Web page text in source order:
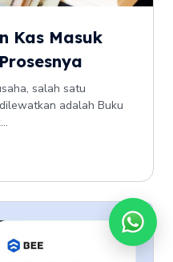
Kas Masuk
salah satu
adalah Buku